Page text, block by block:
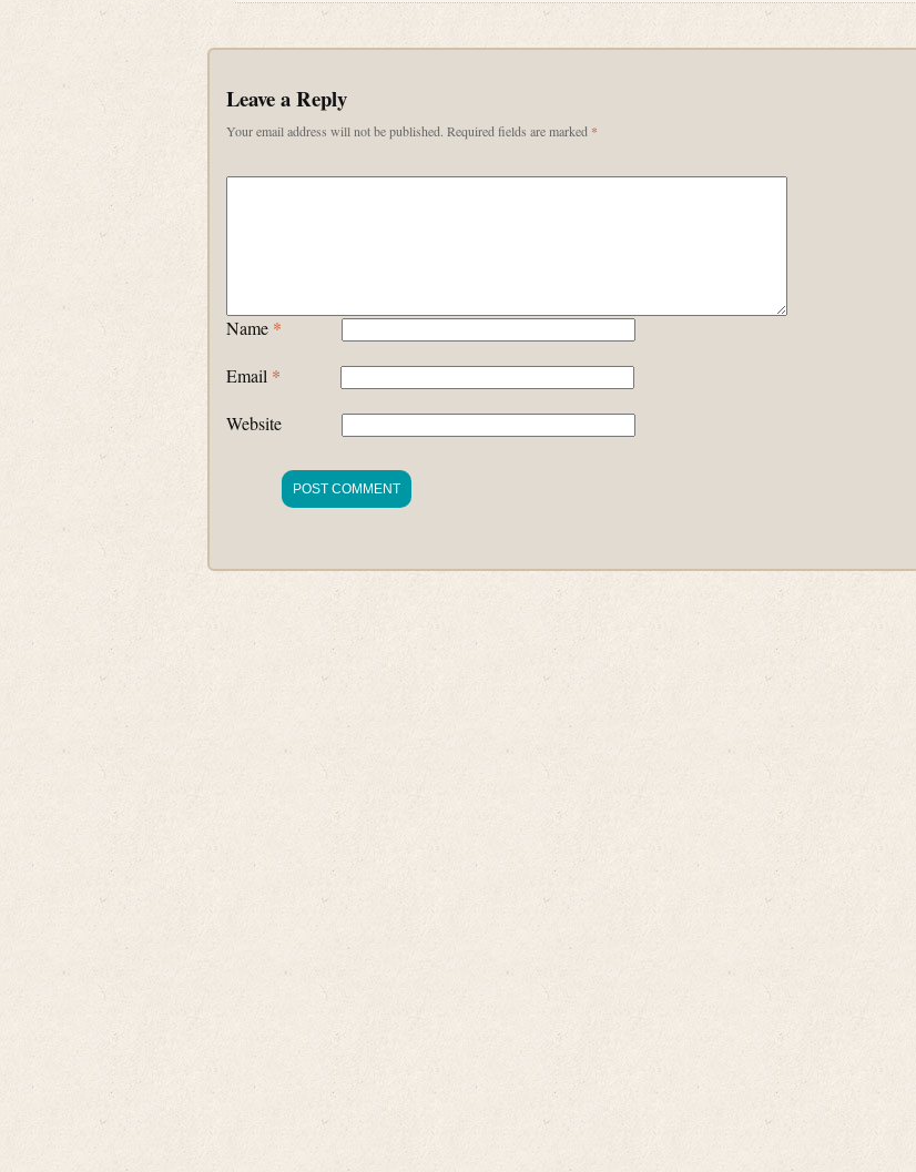
Leave a Reply
Your email address will not be published. Required fields are marked *
Name *
Email *
Website